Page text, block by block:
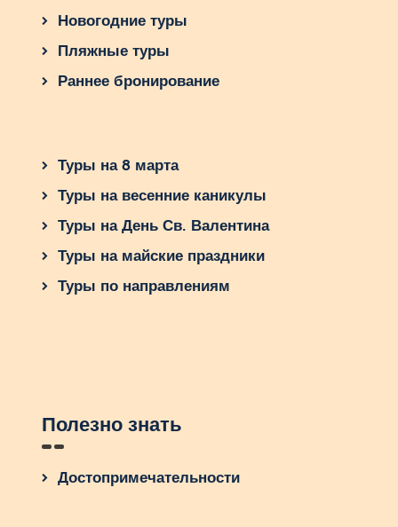
Новогодние туры
Пляжные туры
Раннее бронирование
Туры на 8 марта
Туры на весенние каникулы
Туры на День Св. Валентина
Туры на майские праздники
Туры по направлениям
Полезно знать
Достопримечательности